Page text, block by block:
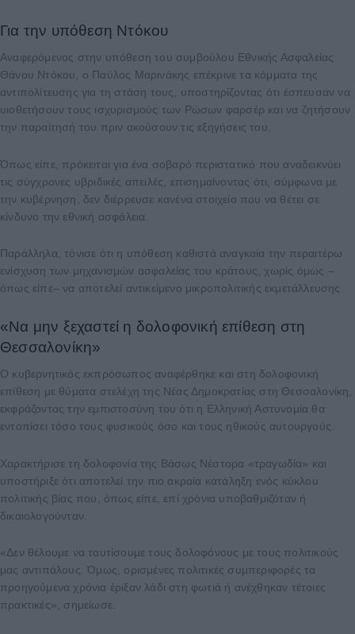
Για την υπόθεση Ντόκου
Αναφερόμενος στην υπόθεση του συμβούλου Εθνικής Ασφαλείας
Θάνου Ντόκου, ο Παύλος Μαρινάκης επέκρινε τα κόμματα της
αντιπολίτευσης για τη στάση τους, υποστηρίζοντας ότι έσπευσαν να
υιοθετήσουν τους ισχυρισμούς των Ρώσων φαρσέρ και να ζητήσουν
την παραίτησή του πριν ακούσουν τις εξηγήσεις του.
Όπως είπε, πρόκειται για ένα σοβαρό περιστατικό που αναδεικνύει
τις σύγχρονες υβριδικές απειλές, επισημαίνοντας ότι, σύμφωνα με
την κυβέρνηση, δεν διέρρευσε κανένα στοιχείο που να θέτει σε
κίνδυνο την εθνική ασφάλεια.
Παράλληλα, τόνισε ότι η υπόθεση καθιστά αναγκαία την περαιτέρω
ενίσχυση των μηχανισμών ασφαλείας του κράτους, χωρίς όμως –
όπως είπε– να αποτελεί αντικείμενο μικροπολιτικής εκμετάλλευσης.
«Να μην ξεχαστεί η δολοφονική επίθεση στη
Θεσσαλονίκη»
Ο κυβερνητικός εκπρόσωπος αναφέρθηκε και στη δολοφονική
επίθεση με θύματα στελέχη της Νέας Δημοκρατίας στη Θεσσαλονίκη,
εκφράζοντας την εμπιστοσύνη του ότι η Ελληνική Αστυνομία θα
εντοπίσει τόσο τους φυσικούς όσο και τους ηθικούς αυτουργούς.
Χαρακτήρισε τη δολοφονία της Βάσως Νέστορα «τραγωδία» και
υποστήριξε ότι αποτελεί την πιο ακραία κατάληξη ενός κύκλου
πολιτικής βίας που, όπως είπε, επί χρόνια υποβαθμιζόταν ή
δικαιολογούνταν.
«Δεν θέλουμε να ταυτίσουμε τους δολοφόνους με τους πολιτικούς
μας αντιπάλους. Όμως, ορισμένες πολιτικές συμπεριφορές τα
προηγούμενα χρόνια έριξαν λάδι στη φωτιά ή ανέχθηκαν τέτοιες
πρακτικές», σημείωσε.